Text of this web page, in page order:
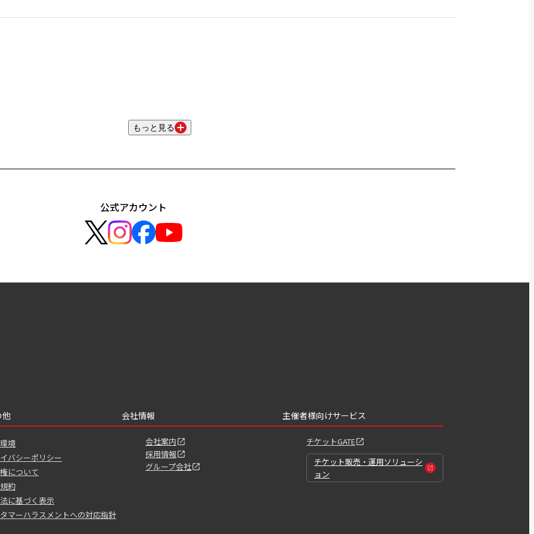
もっと見る
公式アカウント
他
境
バシーポリシー
について
約
に基づく表示
マーハラスメントへの対応指針
会社情報
会社案内
採用情報
グループ会社
主催者様向けサービス
チケットGATE
チケット販売・運用ソリューシ
ョン